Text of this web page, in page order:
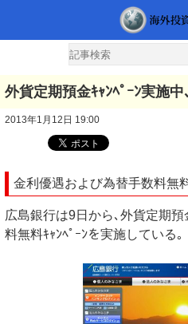
外貨定期預金ｷｬﾝﾍﾟｰﾝ実施
2013年1月12日 19:00
金利優遇および為替手数料無
広島銀行は9日から､外貨定期
料無料ｷｬﾝﾍﾟｰﾝを実施している｡